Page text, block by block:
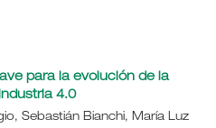
para la evolución de la
4.0
Sebastián Bianchi, María Luz